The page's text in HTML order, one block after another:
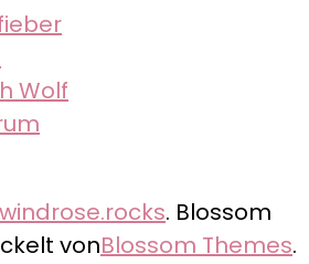
Wolf
windrose.rocks. Blossom
vonBlossom Themes.